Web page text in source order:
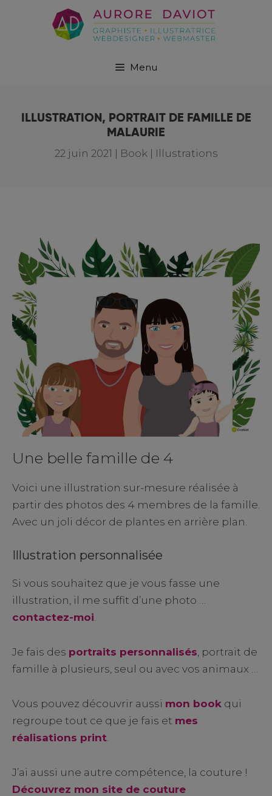
Menu
ILLUSTRATION, PORTRAIT DE FAMILLE DE
MALAURIE
22 juin 2021 Book | Illustrations
Une belle famille de 4
Voici une illustration sur-mesure réalisée à
partir des photos des 4 membres de la famille.
Avec un joli décor de plantes en arrière plan.
Illustration personnalisée
Si vous souhaitez que je vous fasse une
illustration, il me suffit d’une photo …
contactez-moi
Je fais des portraits personnalisés , portrait de
famille à plusieurs, seul ou avec vos animaux …
Vous pouvez découvrir aussi mon book qui
regroupe tout ce que je fais et mes
réalisations print
J’ai aussi une autre compétence, la couture !
Découvrez mon site de couture